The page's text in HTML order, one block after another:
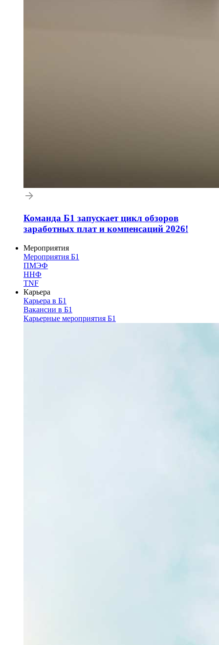
Команда Б1 запускает цикл обзоров
заработных плат и компенсаций 2026!
Мероприятия
Мероприятия Б1
ПМЭФ
ННФ
TNF
Карьера
Карьера в Б1
Вакансии в Б1
Карьерные мероприятия Б1